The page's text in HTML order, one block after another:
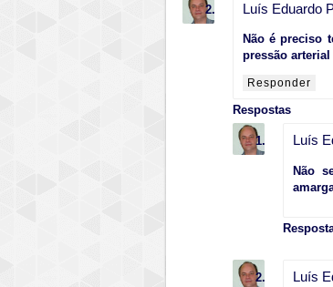
Luís Eduardo
Não é preciso
pressão
Responder
Respostas
Luís
Não
Luís